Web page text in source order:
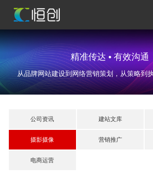
精准传达 • 有效沟通
从品牌网站建设到网络营销策划，从策略到
公司资讯 建站文库
摄影摄像 营销推广
电商运营